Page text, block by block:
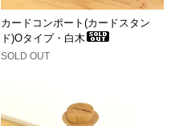
カードコンポート(カードスタン
ド)Oタイプ・白木
SOLD OUT